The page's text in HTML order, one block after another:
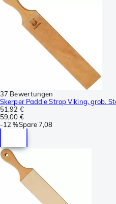
37 Bewertungen
Skerper Paddle Strop Viking, grob,
51,92 €
59,00 €
-12 %Spare7,08